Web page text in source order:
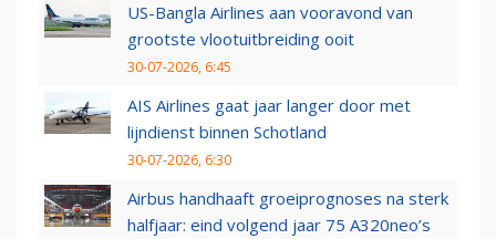
US-Bangla Airlines aan vooravond van
grootste vlootuitbreiding ooit
30-07-2026, 6:45
AIS Airlines gaat jaar langer door met
lijndienst binnen Schotland
30-07-2026, 6:30
Airbus handhaaft groeiprognoses na sterk
halfjaar: eind volgend jaar 75 A320neo’s